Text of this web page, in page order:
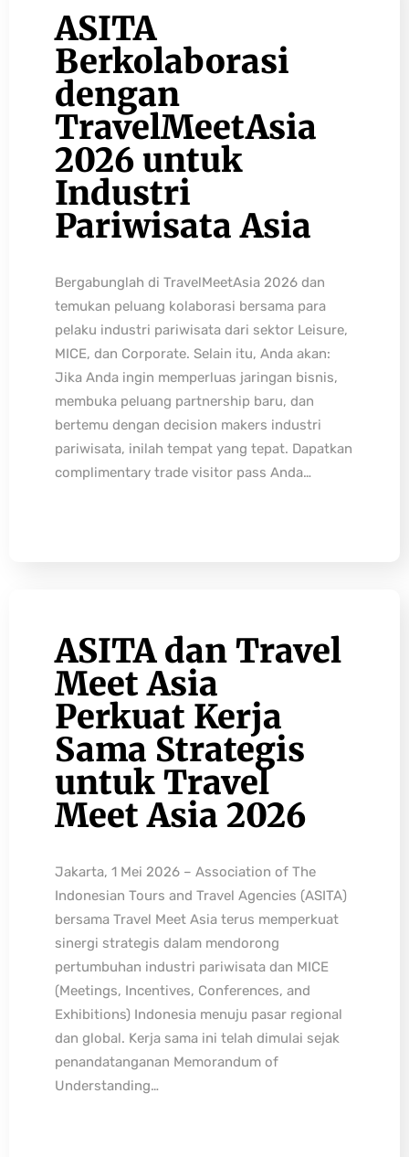
ASITA
Berkolaborasi
dengan
TravelMeetAsia
2026 untuk
Industri
Pariwisata Asia
Bergabunglah di TravelMeetAsia 2026 dan
temukan peluang kolaborasi bersama para
pelaku industri pariwisata dari sektor Leisure,
MICE, dan Corporate. Selain itu, Anda akan:
Jika Anda ingin memperluas jaringan bisnis,
membuka peluang partnership baru, dan
bertemu dengan decision makers industri
pariwisata, inilah tempat yang tepat. Dapatkan
complimentary trade visitor pass Anda…
ASITA dan Travel
Meet Asia
Perkuat Kerja
Sama Strategis
untuk Travel
Meet Asia 2026
Jakarta, 1 Mei 2026 – Association of The
Indonesian Tours and Travel Agencies (ASITA)
bersama Travel Meet Asia terus memperkuat
sinergi strategis dalam mendorong
pertumbuhan industri pariwisata dan MICE
(Meetings, Incentives, Conferences, and
Exhibitions) Indonesia menuju pasar regional
dan global. Kerja sama ini telah dimulai sejak
penandatanganan Memorandum of
Understanding…